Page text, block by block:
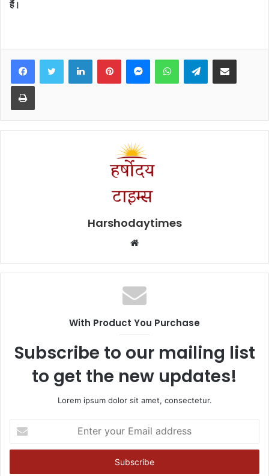
हैं।
FacebookTwitter LinkedInPinterestMessengerWhatsAppTelegramShare via Email
Print
Harshodaytimes
Website
With Product You Purchase
Subscribe to our mailing list
to get the new updates!
Lorem ipsum dolor sit amet, consectetur.
your
Email